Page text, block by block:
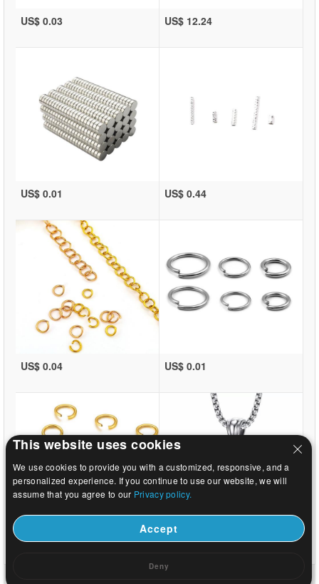
US$ 0.03 US$ 12.24
US$ 0.01 US$ 0.44
US$ 0.04 US$ 0.01
US$ 0.01 US$ 2.86
This website uses cookies
We use cookies to provide you with a customized, responsive, and a
personalized experience. If you continue to use our website, we will
assume that you agree to our Privacy policy.
Accept
Deny